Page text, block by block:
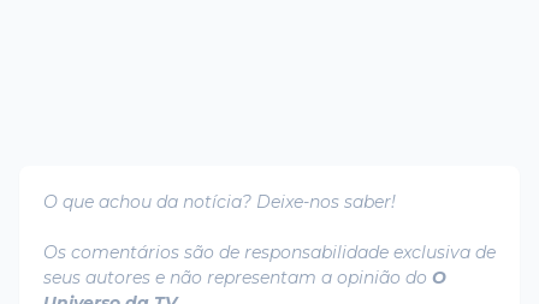
O que achou da notícia? Deixe-nos saber!
Os comentários são de responsabilidade exclusiva de
seus autores e não representam a opinião do O